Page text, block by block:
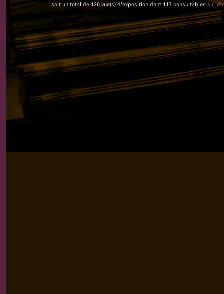
soit un total de 126 vue(s) d'exposition dont 117 consultables sur